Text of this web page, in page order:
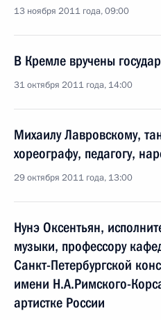
13 ноября 2011 года, 09:00
В Кремле вручены
31 октября 2011 года, 14:00
Михаилу Лавровскому,
хореографу, педагогу,
29 октября 2011 года, 13:00
Нунэ Оксентьян,
музыки, профессору
Санкт-Петербургской
имени Н.А.Римского-
артистке России